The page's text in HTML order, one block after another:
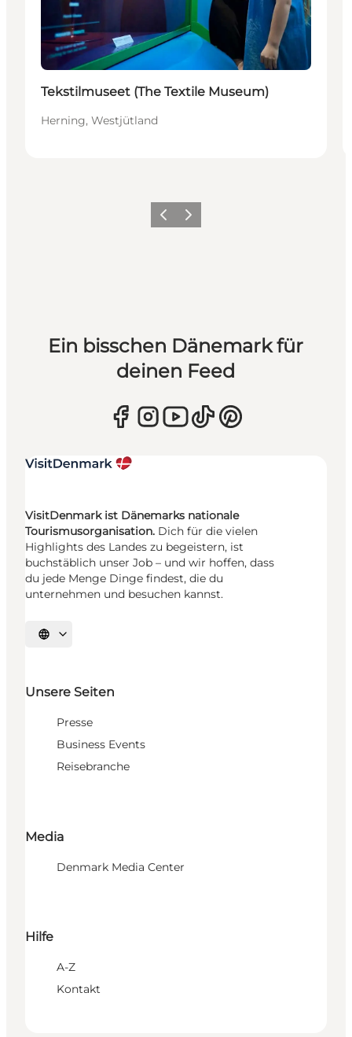
Tekstilmuseet (The Textile Museum)
Herning, Westjütland
ZurückWeiter
Ein bisschen Dänemark für
deinen Feed
VisitDenmark ist Dänemarks nationale
Tourismusorganisation. Dich für die vielen
Highlights des Landes zu begeistern, ist
buchstäblich unser Job – und wir hoffen, dass
du jede Menge Dinge findest, die du
unternehmen und besuchen kannst.
Sprache auswählen
Unsere Seiten
Presse
Business Events
Reisebranche
Media
Denmark Media Center
Hilfe
A-Z
Kontakt